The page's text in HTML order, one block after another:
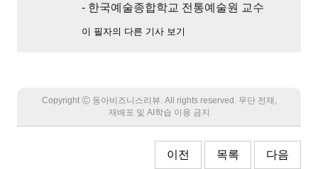
- 한국예술종합학교 전통예술원 교수
이 필자의 다른 기사 보기
Copyright Ⓒ 동아비즈니스리뷰. All rights reserved. 무단 전재,
재배포 및 AI학습 이용 금지
이전 목록 다음